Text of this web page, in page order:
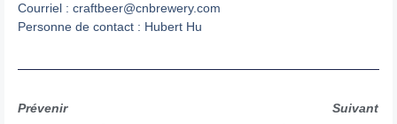
Courriel : craftbeer@cnbrewery.com
Personne de contact : Hubert Hu
Prévenir Suivant